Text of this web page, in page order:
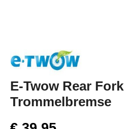
E-Twow Rear Fork
Trommelbremse